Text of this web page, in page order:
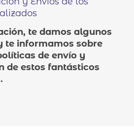
te damos algunos
te informamos sobre
de envío y
de estos fantásticos